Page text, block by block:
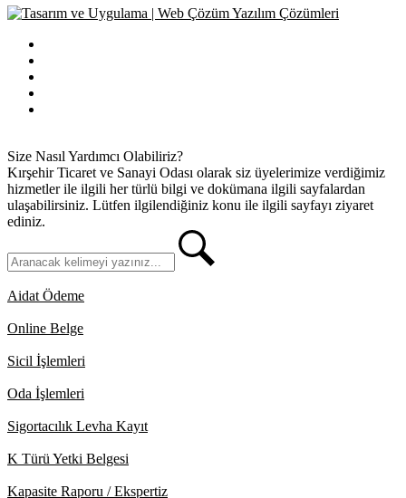
Size Nasıl Yardımcı Olabiliriz?
Kırşehir Ticaret ve Sanayi Odası olarak siz üyelerimize verdiğimiz
hizmetler ile ilgili her türlü bilgi ve dokümana ilgili sayfalardan
ulaşabilirsiniz. Lütfen ilgilendiğiniz konu ile ilgili sayfayı ziyaret
ediniz.
Aidat Ödeme
Online Belge
Sicil İşlemleri
Oda İşlemleri
Sigortacılık Levha Kayıt
K Türü Yetki Belgesi
Kapasite Raporu / Ekspertiz